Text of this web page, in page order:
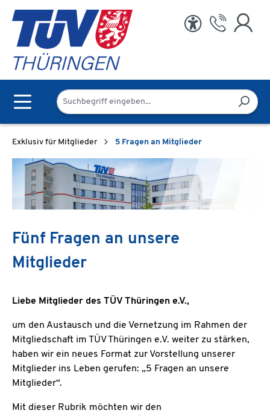
Zum Hauptinhalt springen
Exklusiv für Mitglieder 5 Fragen an Mitglieder
Fünf Fragen an unsere
Mitglieder
Liebe Mitglieder des TÜV Thüringen e.V.,
um den Austausch und die Vernetzung im Rahmen der
Mitgliedschaft im TÜV Thüringen e.V. weiter zu stärken,
haben wir ein neues Format zur Vorstellung unserer
Mitglieder ins Leben gerufen: „5 Fragen an unsere
Mitglieder“.
Mit dieser Rubrik möchten wir den